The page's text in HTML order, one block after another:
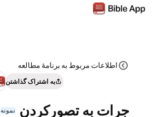
اطلاعات مربوط به برنامۀ مطالعه
به اشتراک گذاشتن
جرات به تصورکردن نمونه